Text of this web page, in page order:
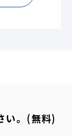
い。(無料)